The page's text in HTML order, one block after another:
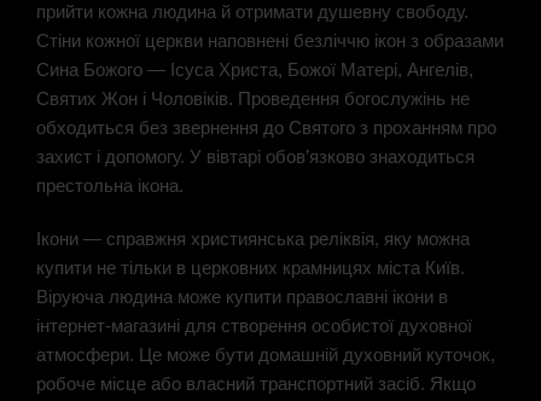
прийти кожна людина й отримати душевну свободу.
Стіни кожної церкви наповнені безліччю ікон з образами
Сина Божого — Ісуса Христа, Божої Матері, Ангелів,
Святих Жон і Чоловіків. Проведення богослужінь не
обходиться без звернення до Святого з проханням про
захист і допомогу. У вівтарі обов’язково знаходиться
престольна ікона.
Ікони — справжня християнська реліквія, яку можна
купити не тільки в церковних крамницях міста Київ.
Віруюча людина може купити православні ікони в
інтернет-магазині для створення особистої духовної
атмосфери. Це може бути домашній духовний куточок,
робоче місце або власний транспортний засіб. Якщо